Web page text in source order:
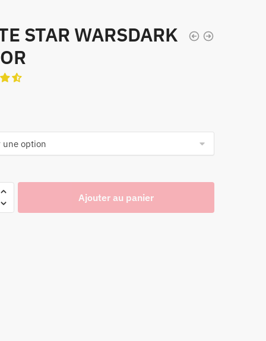
STAR WARSDARK
Ajouter au panier